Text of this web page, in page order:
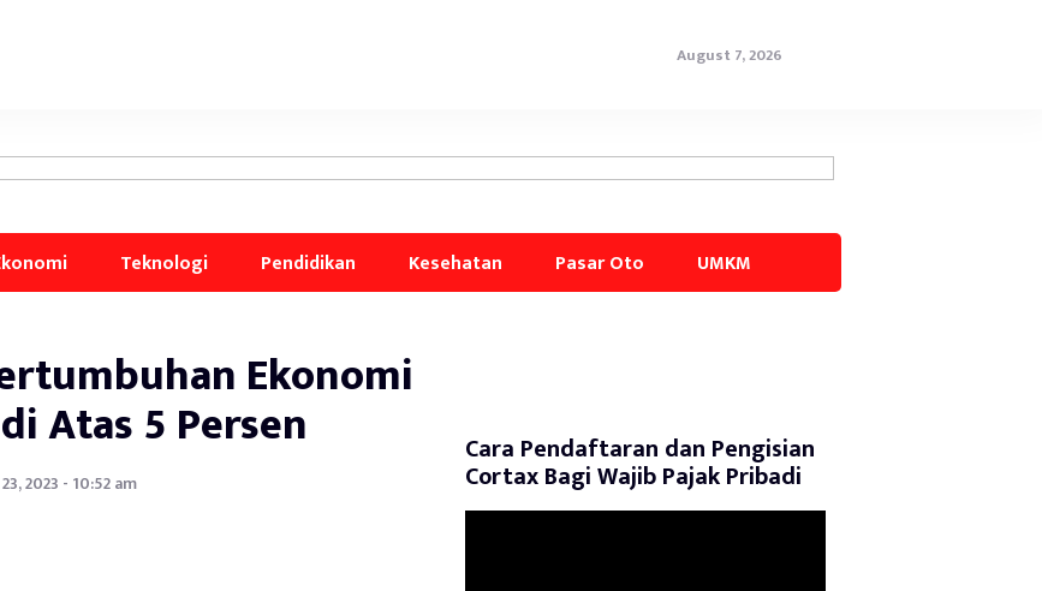
August 7, 2026
Teknologi Pendidikan Kesehatan Pasar Oto UMKM
Ekonomi
Atas 5 Persen
2023 - 10:52 am
Cara Pendaftaran dan Pengisian
Cortax Bagi Wajib Pajak Pribadi